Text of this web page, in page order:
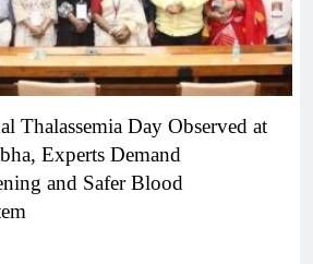
Thalassemia Day Observed at
Experts Demand
and Safer Blood